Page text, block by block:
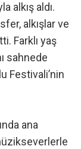
alkış aldı.
alkışlar ve
Farklı yaş
sahnede
Festivali’nin
ana